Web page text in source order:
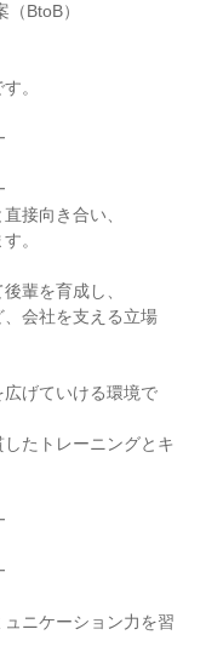
BtoB）
。
接向き合い、
。
輩を育成し、
会社を支える立場
げていける環境で
たトレーニングとキ
ニケーション力を習